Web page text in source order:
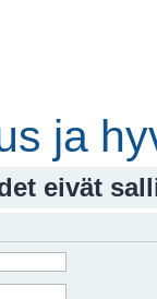
ja
eivät